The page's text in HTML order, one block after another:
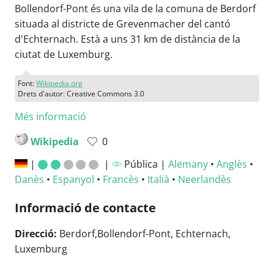
Bollendorf-Pont és una vila de la comuna de Berdorf
situada al districte de Grevenmacher del cantó
d'Echternach. Està a uns 31 km de distància de la
ciutat de Luxemburg.
Font:Wikipedia.org
Drets d'autor: Creative Commons 3.0
Més informació
Wikipedia
0
|
| Pública | Alemany• Anglès •
Danès • Espanyol • Francès • Italià • Neerlandès
Informació de contacte
Direcció: Berdorf,Bollendorf-Pont, Echternach,
Luxemburg